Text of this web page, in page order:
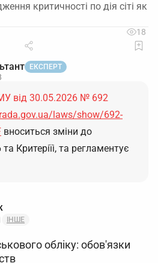
критичності по дія сіті як
18
ЕКСПЕРТ
від 30.05.2026 № 692
laws/show/692-
вноситься зміни до
Критеріїі, та регламентує
ІНШЕ
обліку: обов'язки